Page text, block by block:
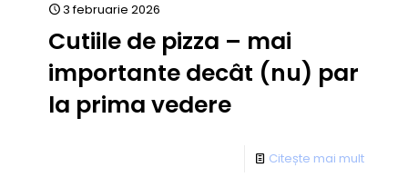
3 februarie 2026
Cutiile de pizza – mai
importante decât (nu) par
la prima vedere
Citește mai mult